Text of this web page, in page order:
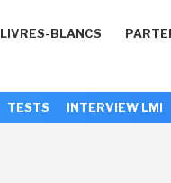
LIVRES-BLANCS
TESTS INTERVIEW LMI